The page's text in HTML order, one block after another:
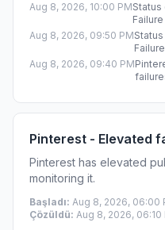
Aug 8, 2026, 10:00 PM
Aug 8, 2026, 09:50 PM
Aug 8, 2026, 09:40 PM
Pinterest - Elevated
Pinterest has elevated
monitoring it.
Başladı: Aug 8, 2026, 06:00
Çözüldü: Aug 8, 2026, 06:10